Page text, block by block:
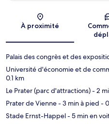
À proximité
Palais des congrès et des
Université d'économie et de
0.1 km
Le Prater (parc d'attractions)- 2
Prater de Vienne- 3 min à pied -
Stade Ernst-Happel- 5 min en